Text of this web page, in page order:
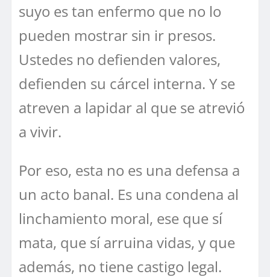
suyo es tan enfermo que no lo
pueden mostrar sin ir presos.
Ustedes no defienden valores,
defienden su cárcel interna. Y se
atreven a lapidar al que se atrevió
a vivir.
Por eso, esta no es una defensa a
un acto banal. Es una condena al
linchamiento moral, ese que sí
mata, que sí arruina vidas, y que
además, no tiene castigo legal.